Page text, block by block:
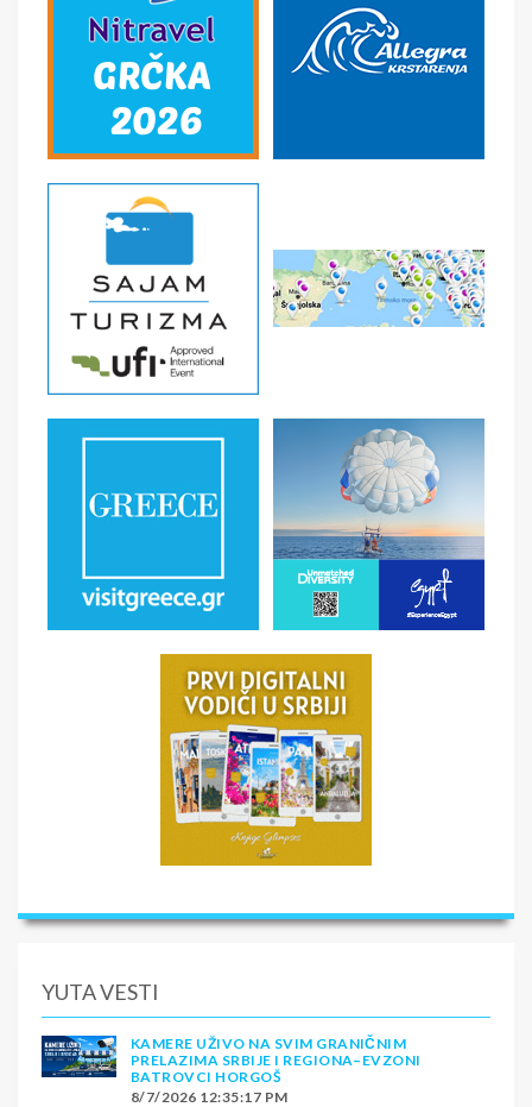
YUTA VESTI
KAMERE UŽIVO NA SVIM GRANIČNIM
PRELAZIMA SRBIJE I REGIONA–EVZONI
BATROVCI HORGOŠ
8/7/2026 12:35:17 PM